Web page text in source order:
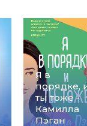
Я в
порядке,
ты тоже -
Камилла
Пэган